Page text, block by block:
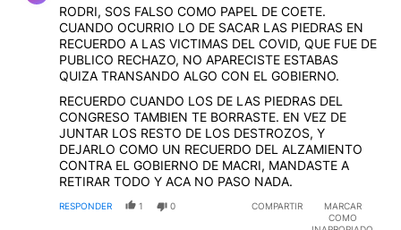
RODRI, SOS FALSO COMO PAPEL DE COETE.
CUANDO OCURRIO LO DE SACAR LAS PIEDRAS EN
RECUERDO A LAS VICTIMAS DEL COVID, QUE FUE DE
PUBLICO RECHAZO, NO APARECISTE ESTABAS
QUIZA TRANSANDO ALGO CON EL GOBIERNO.
RECUERDO CUANDO LOS DE LAS PIEDRAS DEL
CONGRESO TAMBIEN TE BORRASTE. EN VEZ DE
JUNTAR LOS RESTO DE LOS DESTROZOS, Y
DEJARLO COMO UN RECUERDO DEL ALZAMIENTO
CONTRA EL GOBIERNO DE MACRI, MANDASTE A
RETIRAR TODO Y ACA NO PASO NADA.
RESPONDER 1 0 COMPARTIR
MARCAR
COMO